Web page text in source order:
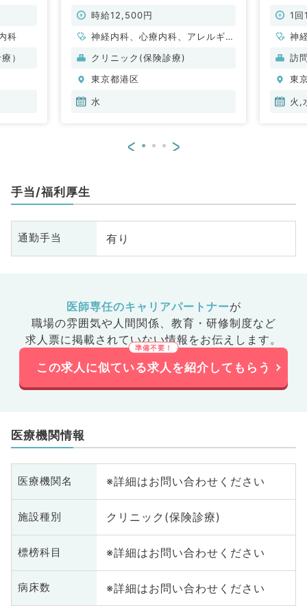
科
）
をお願いします（内科系・皮膚科・
時給12,500円
神経内科、心療内科、アレルギー
科、皮膚科、一般内科、循環器内
分泌・代謝内科、腎臓内科、老年
内科、膠原病科
クリニック(保険診療)
東京都港区
水
1
神
形
小
循
訪
東
火,
< >
手当/福利厚生
通勤手当 有り
医師専任のキャリアパートナーが
職場の雰囲気や人間関係、 教育・研修制度など
求人票に掲載されていない情報をお伝えします。
この求人に似ている求人を紹介してもらう
医療機関情報
医療機関名 ※詳細はお問い合わせください
施設種別 クリニック(保険診療)
標榜科目 ※詳細はお問い合わせください
病床数 ※詳細はお問い合わせください